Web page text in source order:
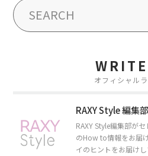
オフィシャル
RAXY Style 編集部
RAXY Style編集部が
のHow to情報をお届
イのヒントをお届け